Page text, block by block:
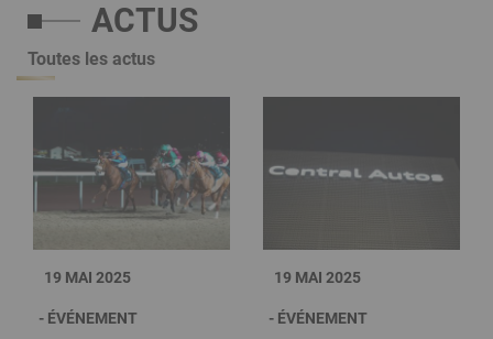
ACTUS
Toutes les actus
19 MAI 2025
ÉVÉNEMENT
19 MAI 2025
ÉVÉNEMENT